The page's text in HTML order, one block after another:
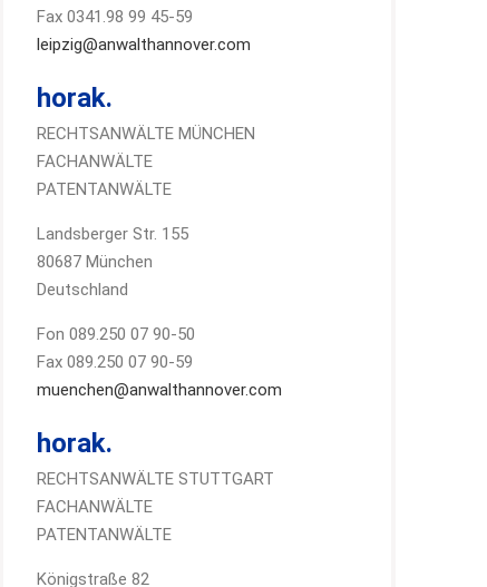
Fax 0341.98 99 45-59
leipzig@anwalthannover.com
horak.
RECHTSANWÄLTE MÜNCHEN
FACHANWÄLTE
PATENTANWÄLTE
Landsberger Str. 155
80687 München
Deutschland
Fon 089.250 07 90-50
Fax 089.250 07 90-59
muenchen@anwalthannover.com
horak.
RECHTSANWÄLTE STUTTGART
FACHANWÄLTE
PATENTANWÄLTE
Königstraße 82